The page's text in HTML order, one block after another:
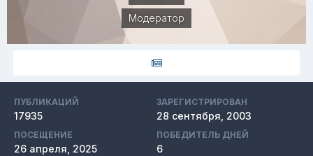
Модератор
ПУБЛИКАЦИЙ
17935
ЗАРЕГИСТРИРОВАН
28 сентября, 2003
ПОСЕЩЕНИЕ
26 апреля, 2025
ПОБЕДИТЕЛЬ ДНЕЙ
6